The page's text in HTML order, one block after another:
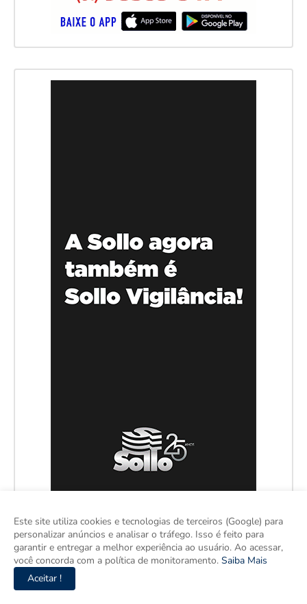
Este site utiliza cookies e tecnologias de terceiros (Google) para
personalizar anúncios e analisar o tráfego. Isso é feito para
garantir e entregar a melhor experiência ao usuário. Ao acessar,
você concorda com a política de monitoramento. Saiba Mais
Aceitar !